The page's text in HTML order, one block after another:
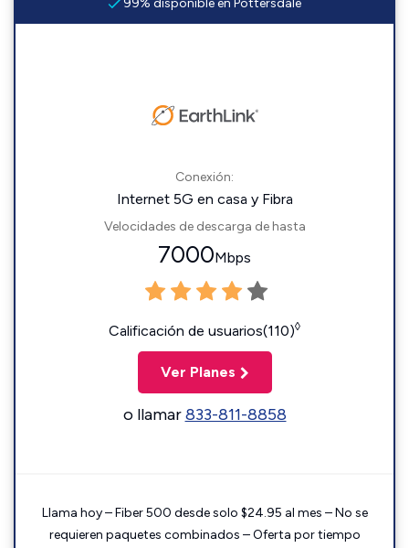
99% disponible en Pottersdale
Conexión:
Internet 5G en casa y Fibra
Velocidades de descarga de hasta
7000Mbps
Calificación de usuarios(110)◊
Ver Planes
o llamar833-811-8858
Llama hoy – Fiber 500 desde solo $24.95 al mes – No se
requieren paquetes combinados – Oferta por tiempo